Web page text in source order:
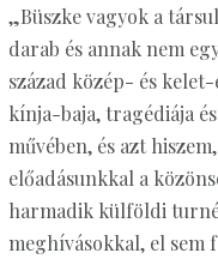
„Büszke vagyok a
darab és annak nem
század közép- és
kínja-baja, tragédiája
művében, és azt
előadásunkkal a
harmadik külföldi
meghívásokkal, el